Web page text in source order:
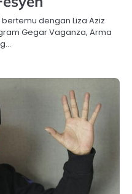
dengan Liza Aziz
Gegar Vaganza, Arma